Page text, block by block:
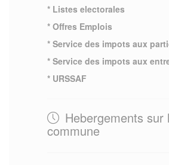
* Listes electorales
* Offres Emplois
* Service des impots aux
* Service des impots aux
* URSSAF
Hebergements sur
commune